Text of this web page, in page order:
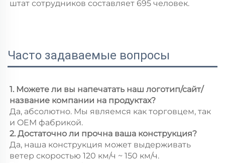
штат сотрудников составляет 695 человек.
Часто задаваемые вопросы
1. Можете ли вы напечатать наш логотип/сайт/
название компании на продуктах?
Да, абсолютно. Мы являемся как торговцем, так
и OEM фабрикой.
2. Достаточно ли прочна ваша конструкция?
Да, наша конструкция может выдерживать
ветер скоростью 120 км/ч ~ 150 км/ч.